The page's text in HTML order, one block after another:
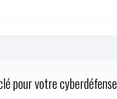
pour votre cyberdéfense